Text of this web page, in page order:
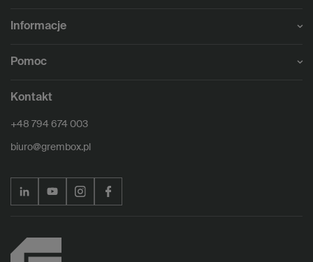
Informacje
Pomoc
Kontakt
+48 794 674 003
biuro@grembox.pl